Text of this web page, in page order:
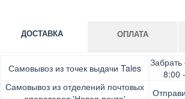
ДОСТАВКА
Самовывоз из точек выдачи Tales
Забрать
8:00
Самовывоз из отделений почтовых
ОПЛАТА
Оплата при получении товара,
Pay, Безналичными для
для физических лиц, Apple Pay,
Гарантия. Обмен/возврат товара в
Доставка за счет заказчика